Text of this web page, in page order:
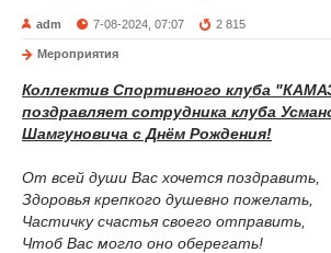
adm 7-08-2024, 07:07 2 815
Мероприятия
Коллектив Спортивного клуба
поздравляет сотрудника клуба
Шамгуновича с Днём Рождения!
От всей души Вас хочется поздравить,
Здоровья крепкого душевно пожелать,
Частичку счастья своего отправить,
Чтоб Вас могло оно оберегать!